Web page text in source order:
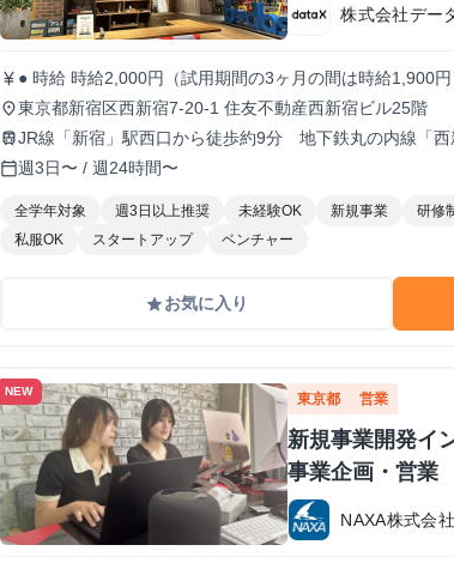
株式会社デー
currency_yen ● 時給 時給2,000円（試用期間の3ヶ月の間は時給
り！！ ● 勤務時間 9:30～18:30 ※月曜のみ10:30～19:30 ※実働8時間 ※原則残業なし 週5日でがっつ
り稼ぎたい人 / 週3~4日でもしっかり働きたい人 どちら
place 東京都新宿区西新宿7-20-1 住友不動産西新宿ビル25階
trainJR線「新宿」駅西口から徒歩約9分 地下鉄丸の内線「
calendar_today週3日〜 / 週24時間〜
全学年対象 週3日以上推奨 未経験OK 新規事業 研修
私服OK
スタートアップ ベンチャー
gradeお気に入り
NEW 東京都 営業
新規事業開発イ
事業企画・営業
NAXA株式会社